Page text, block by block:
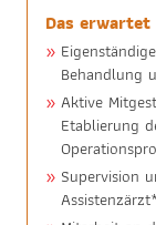
Das erwartet
Behandlung
Aktive
Etablierung
Supervision